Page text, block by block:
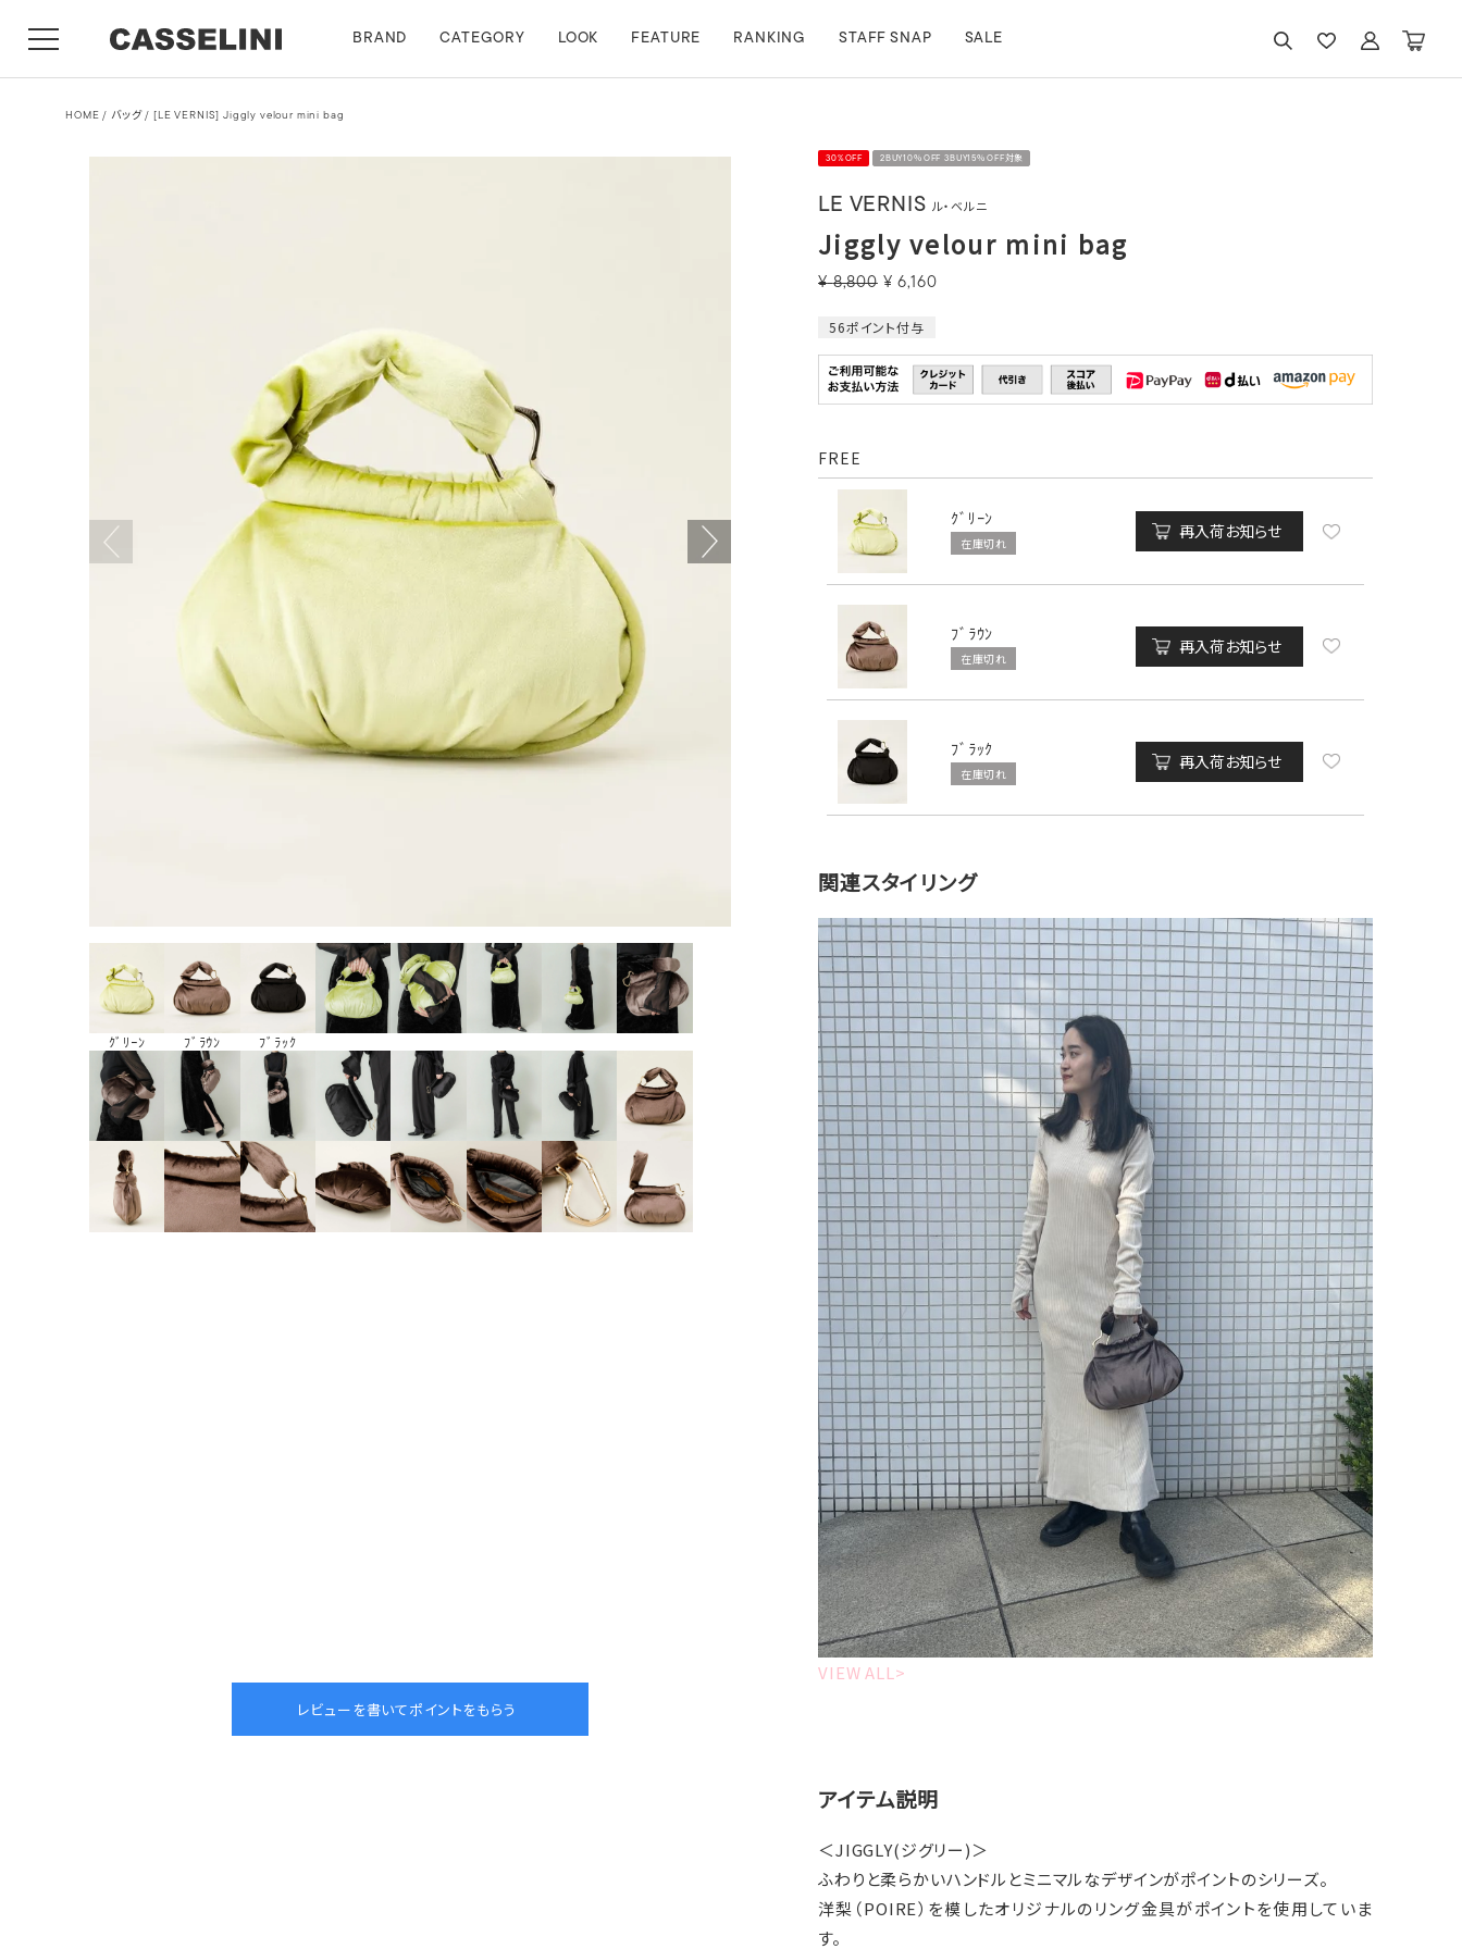
BRAND CATEGORY LOOK FEATURE RANKING STAFF SNAP SALE
HOME バッグ [LE VERNIS] Jiggly velour mini bag
ｸﾞﾘｰﾝ ﾌﾞﾗｳﾝ ﾌﾞﾗｯｸ
30%OFF 2BUY10％OFF 3BUY15％OFF対象
LE VERNIS ル・ベルニ
Jiggly velour mini bag
¥ 8,800 ¥ 6,160
56ポイント付与
FREE
ｸﾞﾘｰﾝ
在庫切れ
再入荷お知らせ
ﾌﾞﾗｳﾝ
在庫切れ
再入荷お知らせ
ﾌﾞﾗｯｸ
在庫切れ
再入荷お知らせ
関連スタイリング
VIEW ALL>
アイテム説明
＜JIGGLY(ジグリー)＞
ふわりと柔らかいハンドルとミニマルなデザインがポイントのシリーズ。
洋梨（POIRE）を模したオリジナルのリング金具がポイントを使用していま
す。